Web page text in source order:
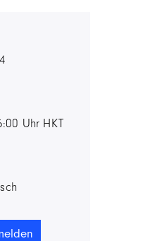
Uhr HKT